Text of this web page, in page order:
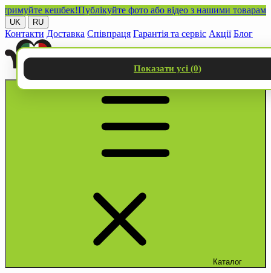
кешбек!Публікуйте фото або відео з нашими товарами в
UK RU
Контакти Доставка Співпраця Гарантія та сервіс Акції Блог
Каталог
Показати усі (0)